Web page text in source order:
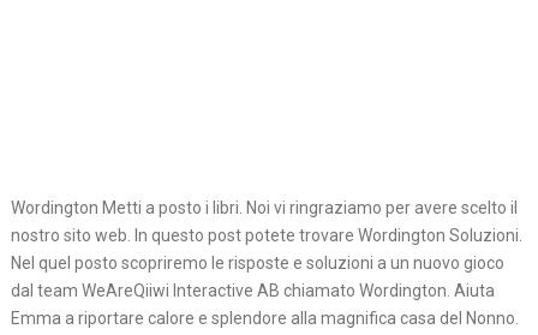
Wordington Metti a posto i libri. Noi vi ringraziamo per avere scelto il
nostro sito web. In questo post potete trovare Wordington Soluzioni.
Nel quel posto scopriremo le risposte e soluzioni a un nuovo gioco
dal team WeAreQiiwi Interactive AB chiamato Wordington. Aiuta
Emma a riportare calore e splendore alla magnifica casa del Nonno.